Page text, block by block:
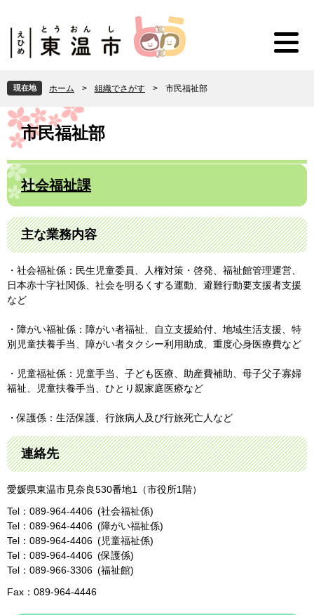
頭
で
す
。
飛
ば
し
て
本
へ
現在地 ホーム > 組織でさがす > 市民福祉部
本
文 市民福祉部
社会福祉課
主な業務内容
・社会福祉係：民生児童委員、人権対策・啓発、福祉館管理運営、
日本赤十字社関係、社会を明るくする運動、避難行動要支援者支援
など
・障がい福祉係：障がい者福祉、自立支援給付、地域生活支援、特
別児童扶養手当、障がい者タクシー利用助成、重度心身医療費など
・児童福祉係：児童手当、子ども医療、助産費補助、母子父子寡婦
福祉、児童扶養手当、ひとり親家庭医療など
・保護係：生活保護、行旅病人及び行旅死亡人など
連絡先
愛媛県東温市見奈良530番地1（市役所1階）
Tel：089-964-4406
社会福祉係
Tel：089-964-4406
障がい福祉係
Tel：089-964-4406
児童福祉係
Tel：089-964-4406
保護係
Tel：089-966-3306
福祉館
Fax：089-964-4446